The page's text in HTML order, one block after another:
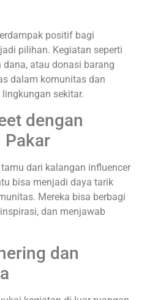
positif bagi
pilihan. Kegiatan seperti
atau donasi barang
dalam komunitas dan
sekitar.
dengan
Pakar
dari kalangan influencer
bisa menjadi daya tarik
Mereka bisa berbagi
dan menjawab
dan